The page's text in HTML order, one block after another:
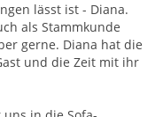
lässt ist - Diana.
als Stammkunde
gerne. Diana hat die
und die Zeit mit ihr